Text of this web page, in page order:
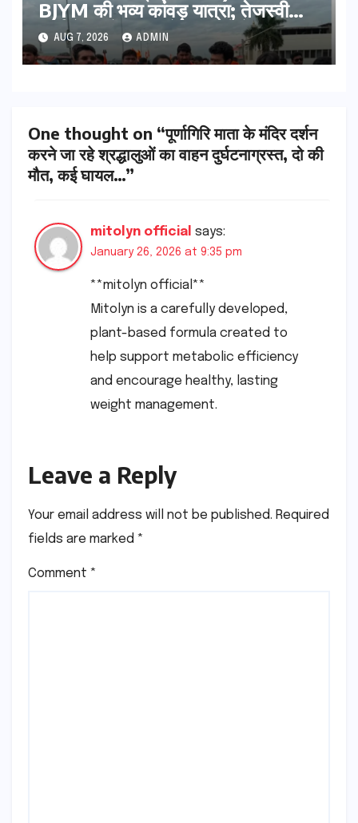
BJYM की भव्य कांवड़ यात्रा; तेजस्वी
सूर्या ने की देश व प्रदेशवासियों के कल्याण
की कामना
AUG 7, 2026 ADMIN
One thought on “पूर्णागिरि माता के मंदिर दर्शन
करने जा रहे श्रद्धालुओं का वाहन दुर्घटनाग्रस्त, दो की
मौत, कई घायल…”
mitolyn official says:
January 26, 2026 at 9:35 pm
**mitolyn official**
Mitolyn is a carefully developed,
plant-based formula created to
help support metabolic efficiency
and encourage healthy, lasting
weight management.
Leave a Reply
Your email address will not be published. Required
fields are marked *
Comment *